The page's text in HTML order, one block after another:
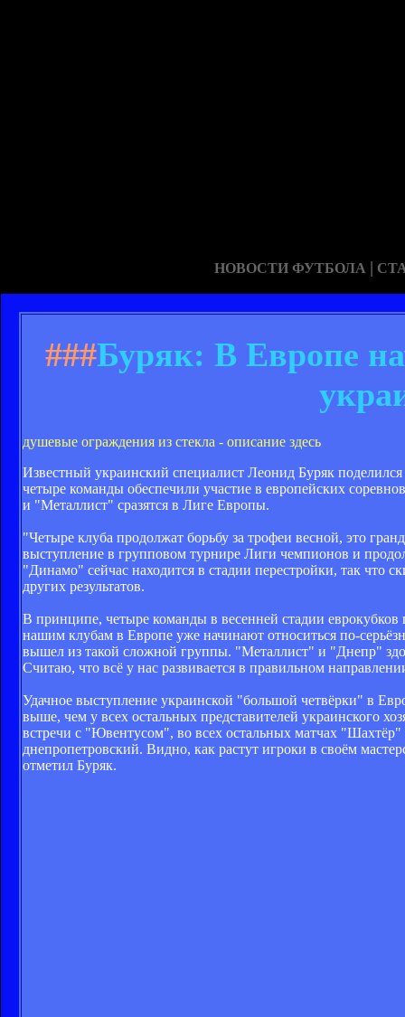
НОВОСТИ ФУТБОЛА |
###Буряк: В Европе
душевые ограждения из стекла - описание здесь
Известный украинский специалист Леонид Буряк
четыре команды обеспечили участие в европейских
и "Металлист" сразятся в Лиге Европы.
"Четыре клуба продолжат борьбу за трофеи весной, это
выступление в групповом турнире Лиги чемпионов и
"Динамо" сейчас находится в стадии перестройки, так что
других результатов.
В принципе, четыре команды в весенней стадии
нашим клубам в Европе уже начинают относиться по-
вышел из такой сложной группы. "Металлист" и "Днепр"
Считаю, что всё у нас развивается в правильном
Удачное выступление украинской "большой четвёрки" в
выше, чем у всех остальных представителей украинского
встречи с "Ювентусом", во всех остальных матчах "Шахтёр"
днепропетровский. Видно, как растут игроки в своём
отметил Буряк.